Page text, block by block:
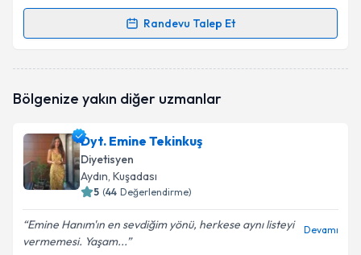
Randevu Talep Et
Randevu Takvimi Talebi
oluşturun. Size bu uzmandan randevu almanız için bir
E-posta Adresiniz
Kişisel verilerimin işlenmesine ilişkinAydınlatma
Metni'ni okudum ve kişisel verilerimin belirtilen
Bölgenize yakın diğer uzmanlar
Dyt. Emine Tekinkuş
Diyetisyen
Aydın, Kuşadası
5 (44 Değerlendirme)
Emine Hanım'ın en sevdiğim yönü, herkese aynı listeyi
vermemesi. Yaşam...
Devamı